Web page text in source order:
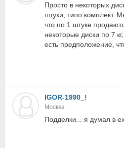
Просто в некоторых
штуки, типо комплект.
что по 1 штуке
некоторые диски по 7
есть предположение,
IGOR-1990_!
Москва
Подделки... я думал в